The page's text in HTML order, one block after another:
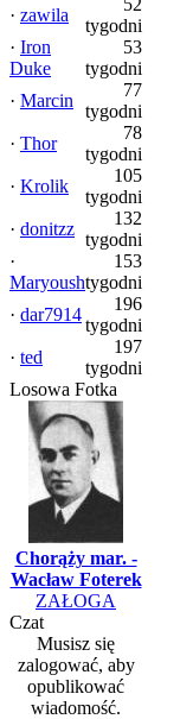
· zawila
52
tygodni
· Iron
Duke
53
tygodni
· Marcin
77
tygodni
· Thor
78
tygodni
· Krolik
105
tygodni
· donitzz
132
tygodni
·
Maryoush
153
tygodni
· dar7914
196
tygodni
· ted
197
tygodni
Losowa Fotka
Chorąży mar. -
Wacław Foterek
ZAŁOGA
Czat
Musisz się
zalogować, aby
opublikować
wiadomość.